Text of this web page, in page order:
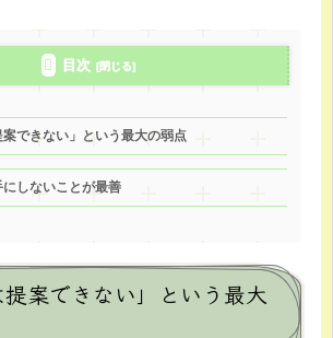
目次
案できない」という最大の弱点
しないことが最善
提案できない」という最大